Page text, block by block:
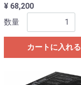
¥ 68,200
数量
カートに入れる